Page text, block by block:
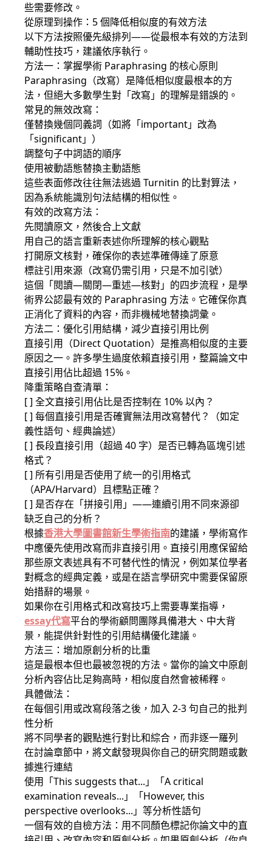
些需要修改。
從原理到操作：5 個降低相似度的有效方法
以下方法按照優先級排列——從最根本有效的方法到
輔助性技巧，建議依序執行。
方法一：掌握學術 Paraphrasing 的核心原則
Paraphrasing（改寫）是降低相似度最根本的方
法，但絕大多數學生對「改寫」的理解是錯誤的。
常見的無效改寫：
僅替換幾個同義詞（如將「important」改為
「significant」）
調整句子中詞語的順序
使用被動語態替換主動語態
這些表面修改往往無法逃過 Turnitin 的比對算法，
因為系統能識別句法結構的相似性。
有效的改寫方法：
先閱讀原文，然後合上文獻
用自己的語言重新表述你所理解的核心觀點
打開原文核對，確保你的表述準確傳達了原意
標註引用來源（改寫仍需引用，只是不加引號）
這個「閱讀—關閉—重述—核對」的四步流程，是學
術界公認最有效的 Paraphrasing 方法。它確保你真
正消化了資料的內容，而非機械地替換詞彙。
方法二：優化引用結構，減少直接引用比例
直接引用（Direct Quotation）是推高相似度的主要
原因之一。許多學生過度依賴直接引用，整篇論文中
直接引用佔比超過 15%。
降重策略自查清單：
[ ] 全文直接引用佔比是否控制在 10% 以內？
[ ] 每個直接引用是否確實無法用改寫替代？（如定
義性語句、經典論述）
[ ] 長段直接引用（超過 40 字）是否已轉為區塊引述
格式？
[ ] 所有引用是否使用了統一的引用格式
（APA/Harvard）且標點正確？
[ ] 是否存在「拼接引用」——連續引用不同來源卻
缺乏自己的分析？
根據香港大學圖書館新生學術指南的建議，學術寫作
中應優先使用改寫而非直接引用。直接引用應保留給
那些原文表述具有不可替代性的情況，例如某位學者
對概念的經典定義，或是在語言學研究中需要保留原
始措辭的場景。
如果你在引用格式和改寫技巧上需要專業指導，
essay代寫平台的學術顧問團隊具備港大、中大背
景，能提供針對性的引用結構優化建議。
方法三：增加原創分析的比重
這是最根本但也最被忽視的方法。當你的論文中原創
分析內容佔比足夠高時，相似度自然會被稀釋。
具體做法：
在每個引用或改寫段落之後，加入 2-3 句自己的批判
性分析
將不同學者的觀點進行對比和綜合，而非逐一羅列
在討論章節中，將文獻發現與你自己的研究問題或數
據進行連結
使用「This suggests that...」「A critical
examination reveals...」「However, this
perspective overlooks...」等分析性語句
一個有效的自檢方法：用不同顏色標記你論文中的直